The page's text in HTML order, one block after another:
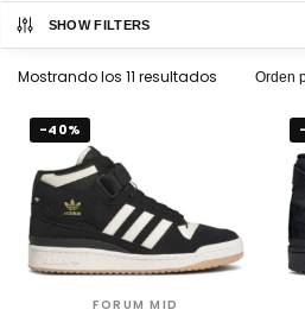
SHOW FILTERS
Mostrando los 11 resultados
-40%
FORUM MID